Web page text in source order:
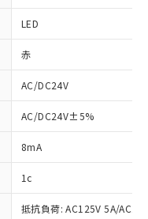
LED
赤
AC/DC24V
AC/DC24V±5%
8mA
1c
抵抗負荷: AC125V 5A/